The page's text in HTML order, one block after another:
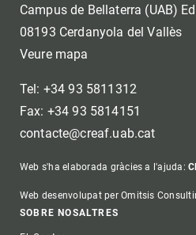
Campus de Bellaterra (UAB)
08193 Cerdanyola del Vallès
Veure mapa
Tel: +34 93 5811312
Fax: +34 93 5814151
contacte@creaf.uab.cat
Web s'ha elaborada gràcies a l'ajuda:
Web desenvolupat per Omitsis
SOBRE NOSALTRES